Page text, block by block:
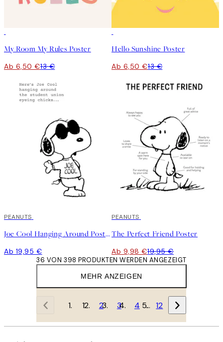
My Room My Rules Poster
Ab 6,50 €13 €
Hello Sunshine Poster
Ab 6,50 €13 €
PEANUTS
Joe Cool Hanging Around Poster
Ab 19,95 €
50%*
PEANUTS
The Perfect Friend Poster
Ab 9,98 €19,95 €
MEHR ANZEIGEN
36 VON 398 PRODUKTEN WERDEN ANGEZEIGT
1 2 3 4 … 12